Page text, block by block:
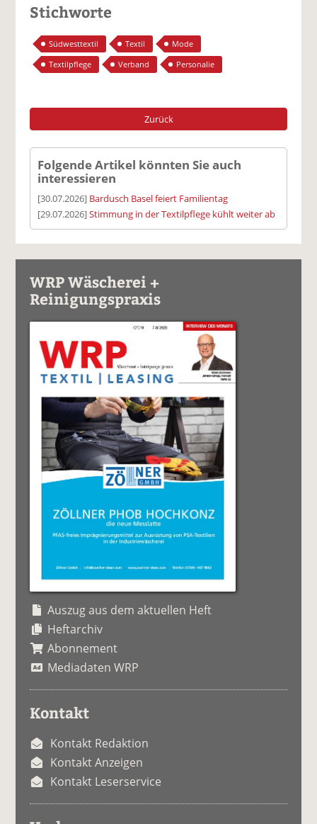
Stichworte
Südwesttextil Textil
Mode
Textilpflege
Verband Personalie
Zurück
Folgende Artikel könnten Sie auch
interessieren
[30.07.2026] Bardusch Basel feiert Familientag
[29.07.2026]Stimmung in der Textilpflege kühlt weiter ab
WRP Wäscherei +
Reinigungspraxis
Auszug aus dem aktuellen Heft
Heftarchiv
Abonnement
Mediadaten WRP
Kontakt
Kontakt Redaktion
Kontakt Anzeigen
Kontakt Leserservice